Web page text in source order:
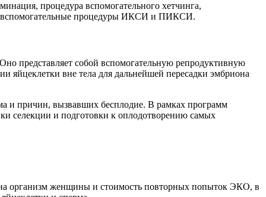
процедура вспомогательного хетчинга,
вспомогательные процедуры ИКСИ и ПИКСИ.
представляет собой вспомогательную репродуктивную
яйцеклетки вне тела для дальнейшей пересадки эмбриона
и причин, вызвавших бесплодие. В рамках программ
селекции и подготовки к оплодотворению самых
на организм женщины и стоимость повторных попыток ЭКО, в